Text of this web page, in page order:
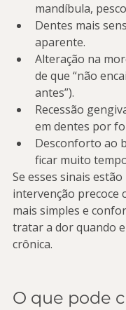
mandíbula,
Dentes mais
aparente.
Alteração na
de que “não
antes”).
Recessão
em dentes por
Desconforto ao
ficar muito
Se esses sinais
intervenção precoce
mais simples e
tratar a dor quando
crônica.
O que pode